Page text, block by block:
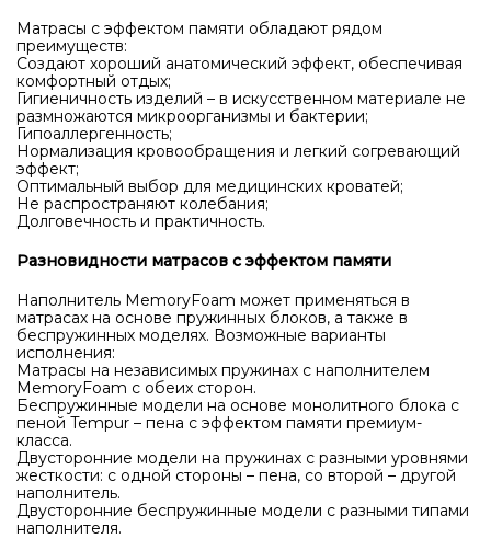
Матрасы с эффектом памяти обладают рядом
преимуществ:
Создают хороший анатомический эффект, обеспечивая
комфортный отдых;
Гигиеничность изделий – в искусственном материале не
размножаются микроорганизмы и бактерии;
Гипоаллергенность;
Нормализация кровообращения и легкий согревающий
эффект;
Оптимальный выбор для медицинских кроватей;
Не распространяют колебания;
Долговечность и практичность.
Разновидности матрасов с эффектом памяти
Наполнитель MemoryFoam может применяться в
матрасах на основе пружинных блоков, а также в
беспружинных моделях. Возможные варианты
исполнения:
Матрасы на независимых пружинах с наполнителем
MemoryFoam с обеих сторон.
Беспружинные модели на основе монолитного блока с
пеной Tempur – пена с эффектом памяти премиум-
класса.
Двусторонние модели на пружинах с разными уровнями
жесткости: с одной стороны – пена, со второй – другой
наполнитель.
Двусторонние беспружинные модели с разными типами
наполнителя.